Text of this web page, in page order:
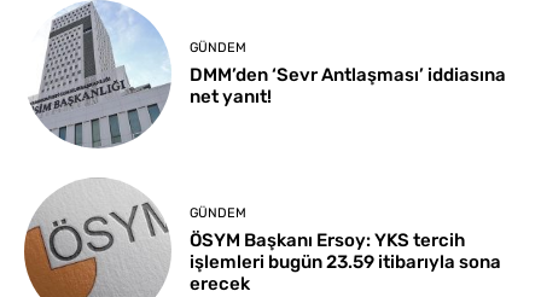
GÜNDEM
DMM’den ‘Sevr Antlaşması’ iddiasına
net yanıt!
GÜNDEM
ÖSYM Başkanı Ersoy: YKS tercih
işlemleri bugün 23.59 itibarıyla sona
erecek